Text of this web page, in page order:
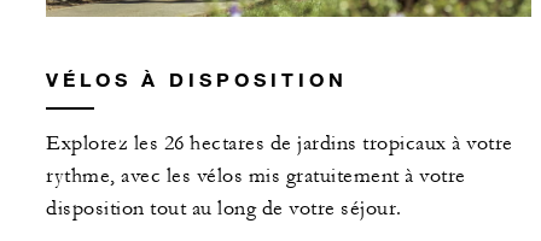
VÉLOS À DISPOSITION
Explorez les 26 hectares de jardins tropicaux à votre
rythme, avec les vélos mis gratuitement à votre
disposition tout au long de votre séjour.